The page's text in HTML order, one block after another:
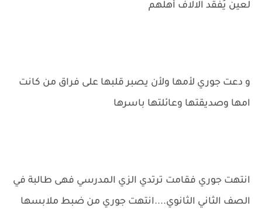
لعين يُفقد الالاف أهلهم
و دعت جوري لأمها ولأن يصبر قلبها على فراق من كانت
امها وصديقتها وعائلتها باسرها
انتهت جوري فقامت ترتدي الزي المدرسي فهى طالبة في
الصف الثاني الثانوي....انتهت جوري من ضبط ملابسها